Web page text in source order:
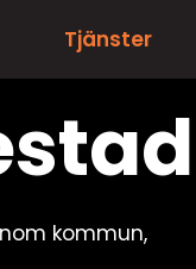
Tjänster
kommun,